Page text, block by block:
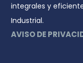
integrales y
Industrial.
AVISO DE